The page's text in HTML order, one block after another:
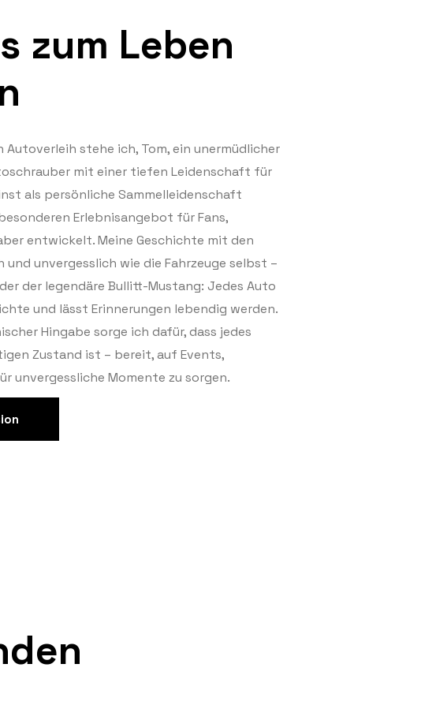
zum Leben
stehe ich, Tom, ein unermüdlicher
mit einer tiefen Leidenschaft für
als persönliche Sammelleidenschaft
Erlebnisangebot für Fans,
entwickelt. Meine Geschichte mit den
unvergesslich wie die Fahrzeuge selbst –
der legendäre Bullitt-Mustang: Jedes Auto
und lässt Erinnerungen lebendig werden.
Hingabe sorge ich dafür, dass jedes
Zustand ist – bereit, auf Events,
unvergessliche Momente zu sorgen.